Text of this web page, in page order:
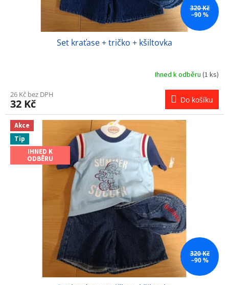
320 Kč
–90 %
Set kraťase + tričko + kšiltovka
Ihned k odběru (1 ks)
26 Kč bez DPH
32 Kč Do košíku
Akce
Tip
IHNED K
ODBĚRU
320 Kč
–90 %